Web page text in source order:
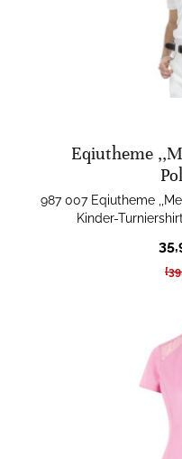
Eqiutheme
987 007 Eqiutheme
Kinder-